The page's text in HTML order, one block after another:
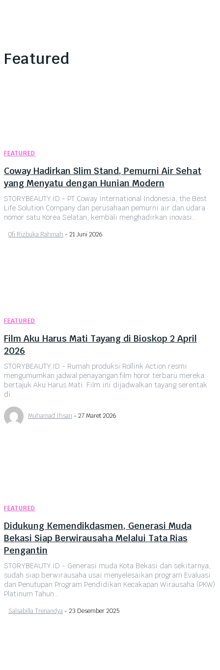
Featured
FEATURED
Coway Hadirkan Slim Stand, Pemurni Air Sehat
yang Menyatu dengan Hunian Modern
STORYBEAUTY.ID - PT Coway International Indonesia, the Best
Life Solution Company dan perusahaan pemurni air dan udara
nomor satu Korea Selatan, kembali menghadirkan inovasi...
Ofi Rizbuka Rahmah - 21 Juni 2026
FEATURED
Film Aku Harus Mati Tayang di Bioskop 2 April
2026
STORYBEAUTY.ID - Rumah produksi Rollink Action resmi
mengumumkan jadwal penayangan film horor terbaru mereka
bertajuk Aku Harus Mati. Film ini dijadwalkan tayang serentak
di...
Muhamad Ihsan - 27 Maret 2026
FEATURED
Didukung Kemendikdasmen, Generasi Muda
Bekasi Siap Berwirausaha Melalui Tata Rias
Pengantin
STORYBEAUTY.ID - Generasi muda Kota Bekasi dan sekitarnya,
sudah siap berwirausaha usai menyelesaikan program Evaluasi
dan Penutupan Program Pendidikan Kecakapan Wirausaha (PKW)
Platinum Tahun...
Salsabilla Trenandya - 23 Desember 2025